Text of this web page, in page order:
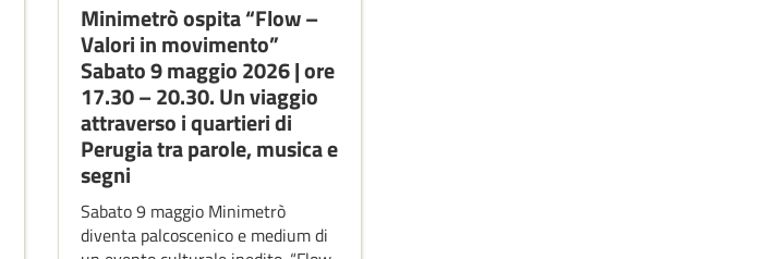
Minimetrò ospita “Flow –
Valori in movimento”
Sabato 9 maggio 2026 | ore
17.30 – 20.30. Un viaggio
attraverso i quartieri di
Perugia tra parole, musica e
segni
Sabato 9 maggio Minimetrò
diventa palcoscenico e medium di